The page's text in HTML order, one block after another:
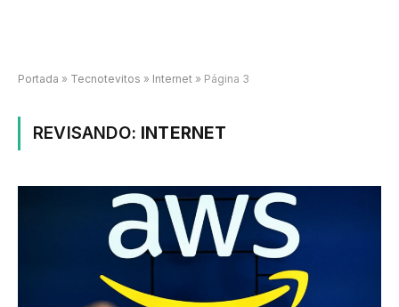
Portada » Tecnotevitos » Internet » Página 3
REVISANDO: INTERNET